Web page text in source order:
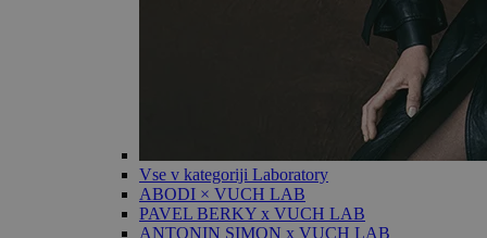
Vse v kategoriji Laboratory
ABODI × VUCH LAB
PAVEL BERKY x VUCH LAB
ANTONIN SIMON x VUCH LAB